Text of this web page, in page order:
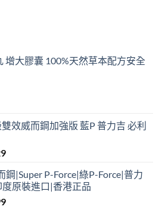
增大膠囊 100%天然草本配方安全
雙效威而鋼加強版 藍P 普力吉 必利
Price
$379
through
$2229
鋼|Super P-Force|綠P-Force|普力
原裝進口|香港正品
Price